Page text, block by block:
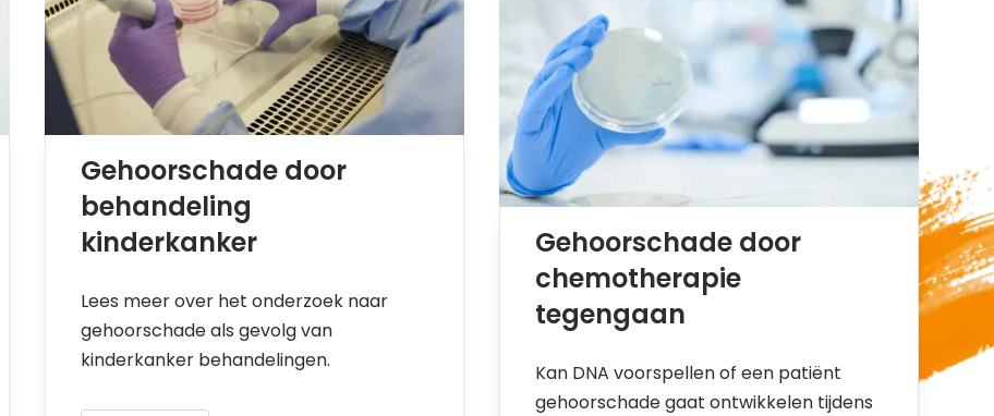
Gehoorschade door
behandeling
kinderkanker
Lees meer over het onderzoek naar
gehoorschade als gevolg van
kinderkanker behandelingen.
Gehoorschade door
chemotherapie
tegengaan
Kan DNA voorspellen of een patiënt
gehoorschade gaat ontwikkelen tijdens